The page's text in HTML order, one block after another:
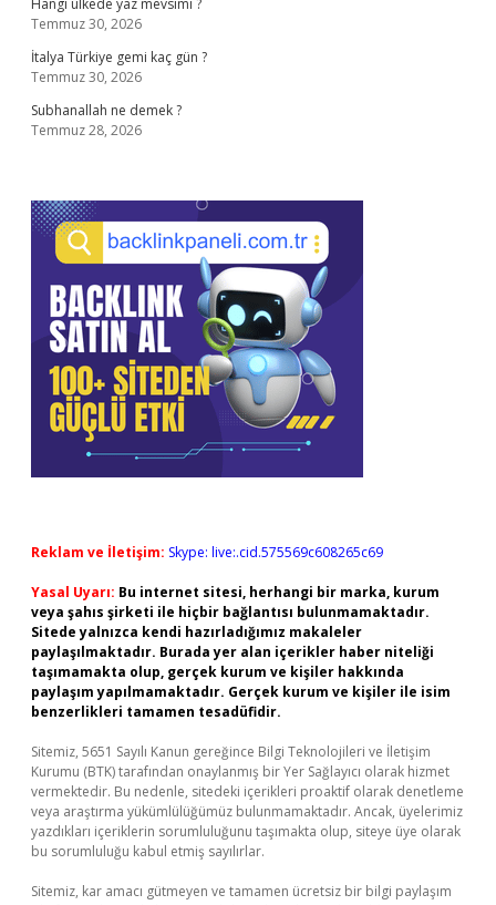
Hangi ülkede yaz mevsimi ?
Temmuz 30, 2026
İtalya Türkiye gemi kaç gün ?
Temmuz 30, 2026
Subhanallah ne demek ?
Temmuz 28, 2026
Reklam ve İletişim: Skype: live:.cid.575569c608265c69
Yasal Uyarı: Bu internet sitesi, herhangi bir marka, kurum
veya şahıs şirketi ile hiçbir bağlantısı bulunmamaktadır.
Sitede yalnızca kendi hazırladığımız makaleler
paylaşılmaktadır. Burada yer alan içerikler haber niteliği
taşımamakta olup, gerçek kurum ve kişiler hakkında
paylaşım yapılmamaktadır. Gerçek kurum ve kişiler ile isim
benzerlikleri tamamen tesadüfidir.
Sitemiz, 5651 Sayılı Kanun gereğince Bilgi Teknolojileri ve İletişim
Kurumu (BTK) tarafından onaylanmış bir Yer Sağlayıcı olarak hizmet
vermektedir. Bu nedenle, sitedeki içerikleri proaktif olarak denetleme
veya araştırma yükümlülüğümüz bulunmamaktadır. Ancak, üyelerimiz
yazdıkları içeriklerin sorumluluğunu taşımakta olup, siteye üye olarak
bu sorumluluğu kabul etmiş sayılırlar.
Sitemiz, kar amacı gütmeyen ve tamamen ücretsiz bir bilgi paylaşım